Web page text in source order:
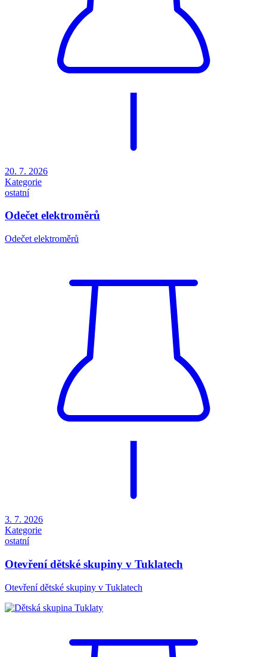
20. 7. 2026
Kategorie
ostatní
Odečet elektroměrů
Odečet elektroměrů
3. 7. 2026
Kategorie
ostatní
Otevření dětské skupiny v Tuklatech
Otevření dětské skupiny v Tuklatech